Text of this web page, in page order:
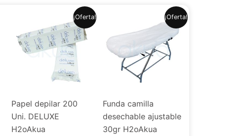
¡Oferta!
Papel depilar 200
Uni. DELUXE
H2oAkua
original
era:
7,99 €.
precio
actual
es:
6,49 €.
¡Oferta!
Funda camilla
desechable ajustable
30gr H2oAkua
original
1,30 €.
precio
actual
1,20 €.